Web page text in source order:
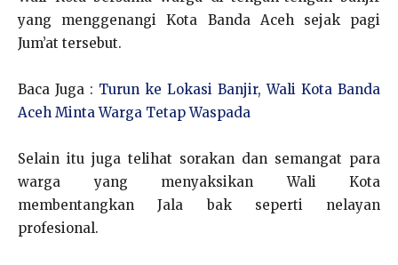
yang menggenangi Kota Banda Aceh sejak pagi
Jum’at tersebut.
Baca Juga : Turun ke Lokasi Banjir, Wali Kota Banda
Aceh Minta Warga Tetap Waspada
Selain itu juga telihat sorakan dan semangat para
warga yang menyaksikan Wali Kota
membentangkan Jala bak seperti nelayan
profesional.